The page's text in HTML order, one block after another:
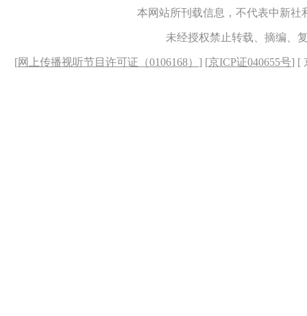
本网站所刊载信息，不代表中新
未经授权禁止转载、摘编、
[网上传播视听节目许可证（0106168） ] [京ICP证040655号] [